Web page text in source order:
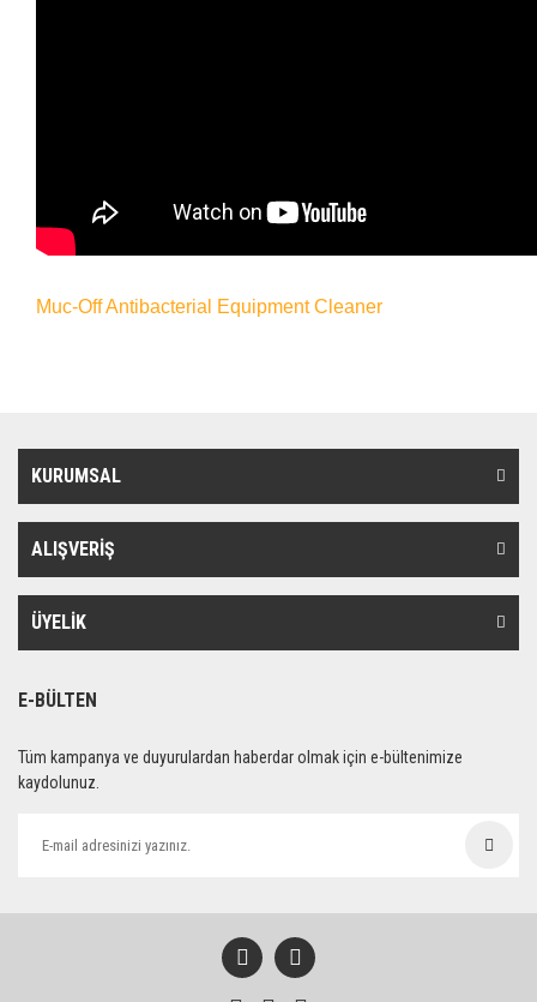
Muc-Off Antibacterial Equipment Cleaner
KURUMSAL
ALIŞVERİŞ
ÜYELİK
E-BÜLTEN
Tüm kampanya ve duyurulardan haberdar olmak için e-bültenimize
kaydolunuz.